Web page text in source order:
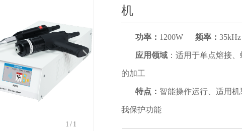
1 /1
机
功率： 1200W 频率： 35kHz
应用领域：适用于单点熔接
的加工
特点： 智能操作运行、适用
我保护功能